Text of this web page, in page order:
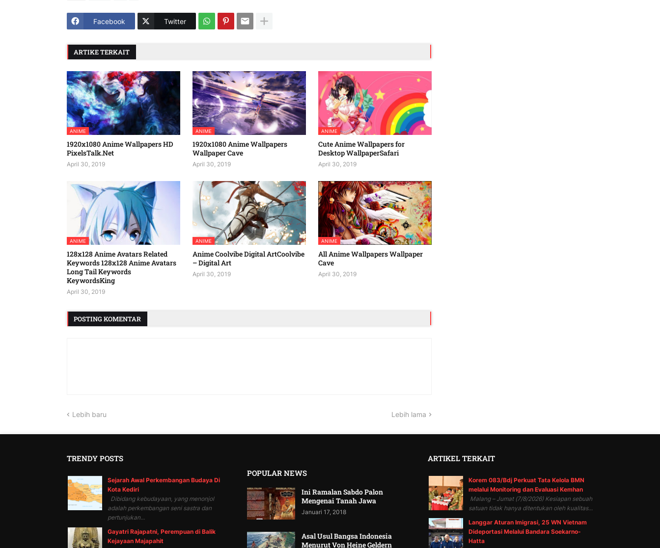
Facebook Twitter
ARTIKE TERKAIT
ANIME
1920x1080 Anime Wallpapers HD
PixelsTalk.Net
April 30, 2019
ANIME
1920x1080 Anime Wallpapers
Wallpaper Cave
April 30, 2019
ANIME
Cute Anime Wallpapers for
Desktop WallpaperSafari
April 30, 2019
ANIME
128x128 Anime Avatars Related
Keywords 128x128 Anime Avatars
Long Tail Keywords
KeywordsKing
April 30, 2019
ANIME
Anime Coolvibe Digital ArtCoolvibe
– Digital Art
April 30, 2019
ANIME
All Anime Wallpapers Wallpaper
Cave
April 30, 2019
POSTING KOMENTAR
Lebih baru Lebih lama
TRENDY POSTS
Sejarah Awal Perkembangan Budaya Di
Kota Kediri
Dibidang kebudayaan, yang menonjol
adalah perkembangan seni sastra dan
pertunjukan...
Gayatri Rajapatni, Perempuan di Balik
Kejayaan Majapahit
POPULAR NEWS
Ini Ramalan Sabdo Palon
Mengenai Tanah Jawa
Januari 17, 2018
Asal Usul Bangsa Indonesia
Menurut Von Heine Geldern
ARTIKEL TERKAIT
Korem 083/Bdj Perkuat Tata Kelola BMN
melalui Monitoring dan Evaluasi Kemhan
Malang – Jumat (7/8/2026) Kesiapan sebuah
satuan tidak hanya ditentukan oleh kualitas...
Langgar Aturan Imigrasi, 25 WN Vietnam
Dideportasi Melalui Bandara Soekarno-
Hatta